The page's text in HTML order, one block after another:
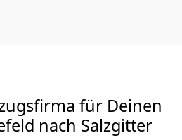
für Deinen
nach Salzgitter